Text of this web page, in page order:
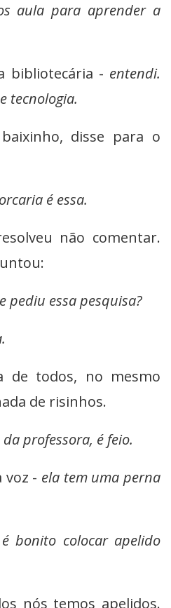
aula para aprender a
bibliotecária - entendi.
tecnologia.
disse para o
é essa.
não comentar.
pediu essa pesquisa?
de todos, no mesmo
de risinhos.
professora, é feio.
voz - ela tem uma perna
bonito colocar apelido
nós temos apelidos.